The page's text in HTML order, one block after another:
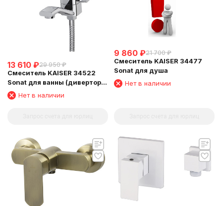
13 610 ₽29 950 ₽
Смеситель KAISER 34522
Sonat для ванны (дивертор
art 322)Нет в наличии
9 860 ₽21 700 ₽
Смеситель KAISER 34477
Sonat для душа
Нет в наличии